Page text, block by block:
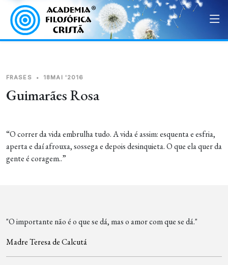
FRASES • 18MAI '2016
Guimarães Rosa
“O correr da vida embrulha tudo. A vida é assim: esquenta e esfria,
aperta e daí afrouxa, sossega e depois desinquieta. O que ela quer da
gente é coragem..”
"O importante não é o que se dá, mas o amor com que se dá."
Madre Teresa de Calcutá